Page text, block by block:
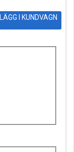
LÄGG I KUNDVAGN